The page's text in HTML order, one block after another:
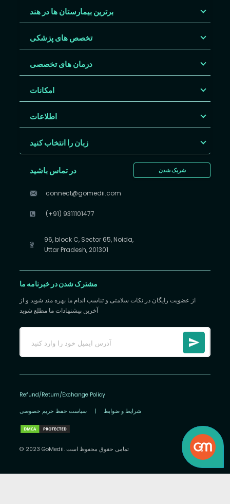
برترین بیمارستان ها در هند
تخصص های پزشکی
درمان های تخصصی
امکانات
اطلاعات
زبان را انتخاب کنید
شریک شدن در تماس باشید
connect@gomedii.com
(+91) 9311101477
96, block C, Sector 65, Noida,
Uttar Pradesh, 201301
مشترک شدن در خبرنامه ما
از عضویت رایگان در نکات سلامتی و تناسب اندام ما بهره مند شوید و از
آخرین پیشنهادات ما مطلع شوید
Refund/Return/Exchange Policy
سیاست حفظ حریم خصوصی | شرایط و ضوابط
© 2023 GoMedii. تمامی حقوق محفوظ است